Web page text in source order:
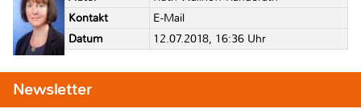
Kontakt
E-Mail
Datum
12.07.2018, 16:36 Uhr
Newsletter